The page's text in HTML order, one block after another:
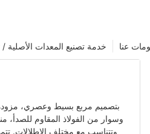
عنا خدمة تصنيع المعدات الأصلية